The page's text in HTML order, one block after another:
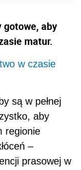
gotowe, aby
matur.
w czasie
są w pełnej
aby
regionie
–
prasowej w